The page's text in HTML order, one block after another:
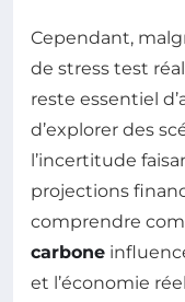
Cependant,
de stress test
reste essentiel
d’explorer des
l’incertitude
projections
comprendre
carbone
et l’économie